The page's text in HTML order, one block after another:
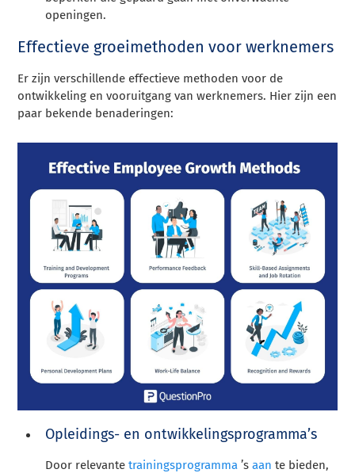
openingen.
Effectieve groeimethoden voor werknemers
Er zijn verschillende effectieve methoden voor de
ontwikkeling en vooruitgang van werknemers. Hier zijn een
paar bekende benaderingen:
Opleidings- en ontwikkelingsprogramma’s
Door relevantetrainingsprogramma ’saan te bieden,